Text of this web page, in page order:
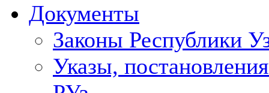
Документы
Законы Республики
Указы,